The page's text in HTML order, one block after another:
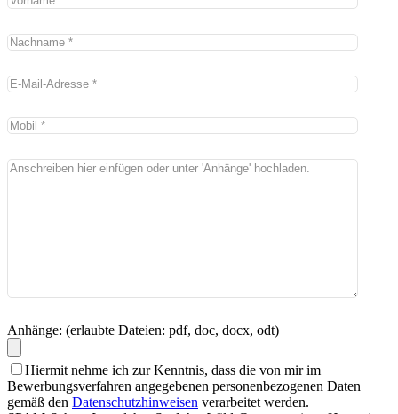
Anhänge: (erlaubte Dateien: pdf, doc, docx, odt)
Hiermit nehme ich zur Kenntnis, dass die von mir im
Bewerbungsverfahren angegebenen personenbezogenen Daten
gemäß den Datenschutzhinweisen verarbeitet werden.